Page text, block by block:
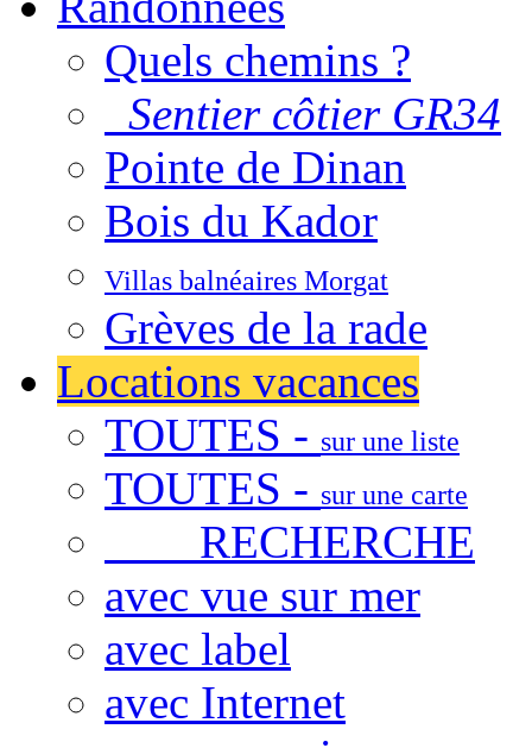
Quels chemins ?
Sentier côtier GR34
Pointe de Dinan
Bois du Kador
Villas balnéaires Morgat
Grèves de la rade
Locations vacances
TOUTES - sur une liste
TOUTES - sur une carte
RECHERCHE
avec vue sur mer
avec label
avec Internet